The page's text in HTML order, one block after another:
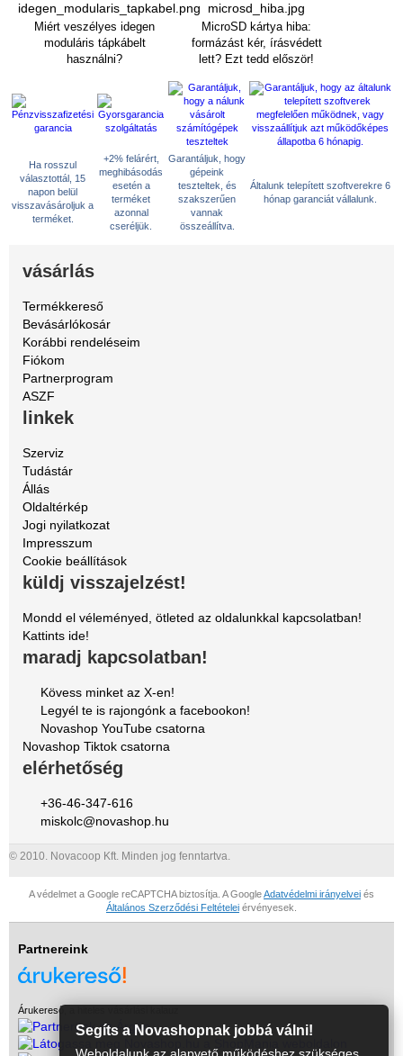
Miért veszélyes idegen
moduláris tápkábelt
használni?
MicroSD kártya hiba:
formázást kér, írásvédett
lett? Ezt tedd először!
Ha rosszul
választottál, 15
napon belül
visszavásároljuk a
terméket.
+2% felárért,
meghibásodás
esetén a
terméket
azonnal
cseréljük.
Garantáljuk, hogy
gépeink
teszteltek, és
szakszerűen
vannak
összeállítva.
Általunk telepített szoftverekre 6
hónap garanciát vállalunk.
vásárlás
Termékkereső
Bevásárlókosár
Korábbi rendeléseim
Fiókom
Partnerprogram
ASZF
linkek
Szerviz
Tudástár
Állás
Oldaltérkép
Jogi nyilatkozat
Impresszum
Cookie beállítások
küldj visszajelzést!
Mondd el véleményed, ötleted az oldalunkkal kapcsolatban!
Kattints ide!
maradj kapcsolatban!
Kövess minket az X-en!
Legyél te is rajongónk a facebookon!
Novashop YouTube csatorna
Novashop Tiktok csatorna
elérhetőség
+36-46-347-616
miskolc@novashop.hu
© 2010. Novacoop Kft. Minden jog fenntartva.
A védelmet a Google reCAPTCHA biztosítja. A GoogleAdatvédelmi irányelvei és
Általános Szerződési Feltételei érvényesek.
Partnereink
Árukereső, a hiteles vásárlási kalauz
Segíts a Novashopnak jobbá válni!